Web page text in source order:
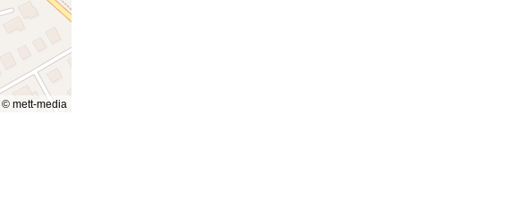
© mett-media